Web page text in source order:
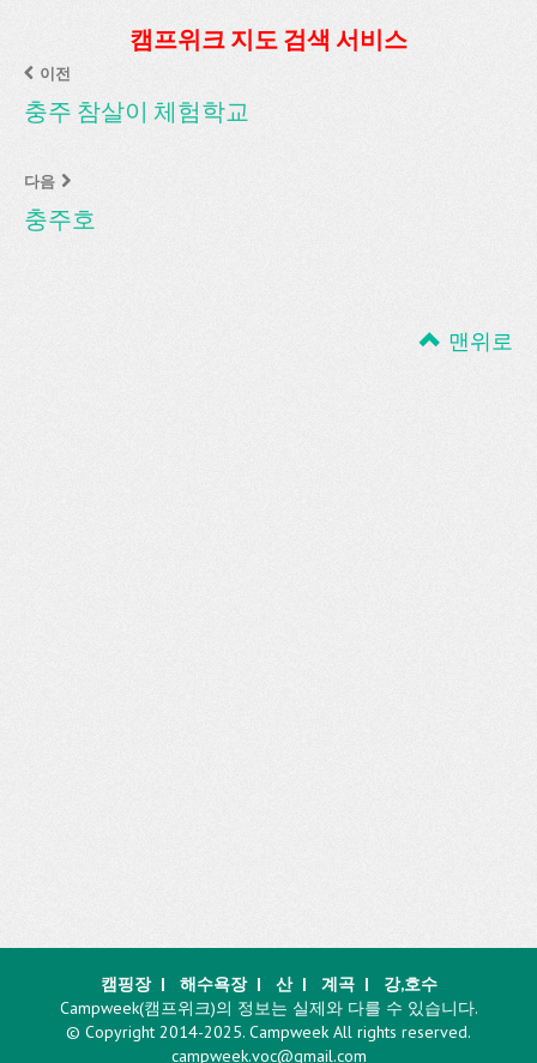
캠프위크 지도 검색 서비스
이전
충주 참살이 체험학교
다음
충주호
맨위로
캠핑장| 해수욕장| 산| 계곡|
강,호수
Campweek(캠프위크)의 정보는 실제와 다를 수 있습니다.
© Copyright 2014-2025. Campweek All rights reserved.
campweek.voc@gmail.com